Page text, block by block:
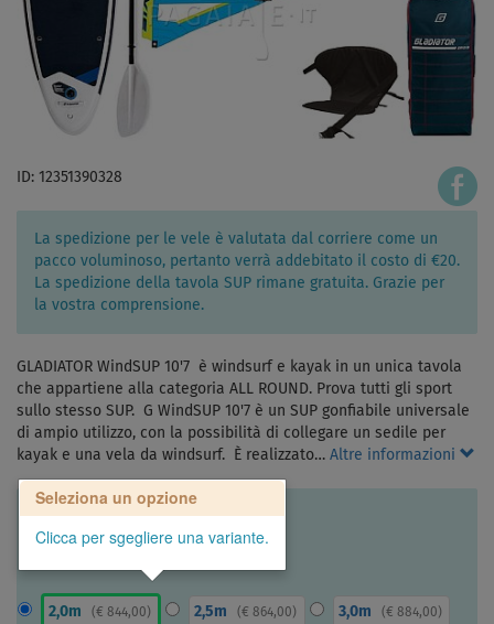
ID: 12351390328
La spedizione per le vele è valutata dal corriere come un
pacco voluminoso, pertanto verrà addebitato il costo di €20.
La spedizione della tavola SUP rimane gratuita. Grazie per
la vostra comprensione.
GLADIATOR WindSUP 10'7 è windsurf e kayak in un unica tavola
che appartiene alla categoria ALL ROUND. Prova tutti gli sport
sullo stesso SUP. G WindSUP 10'7 è un SUP gonfiabile universale
di ampio utilizzo, con la possibilità di collegare un sedile per
kayak e una vela da windsurf. È realizzato… Altre informazioni
Seleziona un opzione
Clicca per sgegliere una variante.
2,0m ( € 844,00) 2,5m (€ 864,00) 3,0m ( € 884,00)